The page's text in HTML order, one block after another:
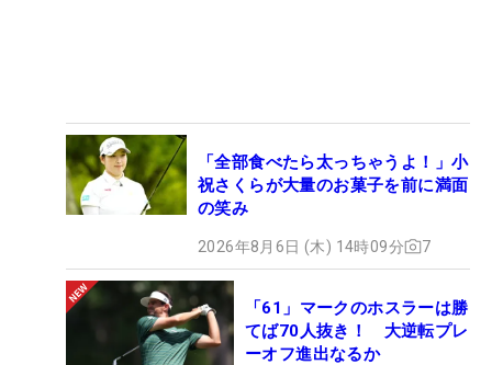
「全部食べたら太っちゃうよ！」小
祝さくらが大量のお菓子を前に満面
の笑み
2026年8月6日 (木) 14時09分 7
「61」マークのホスラーは勝
てば70人抜き！ 大逆転プレ
ーオフ進出なるか